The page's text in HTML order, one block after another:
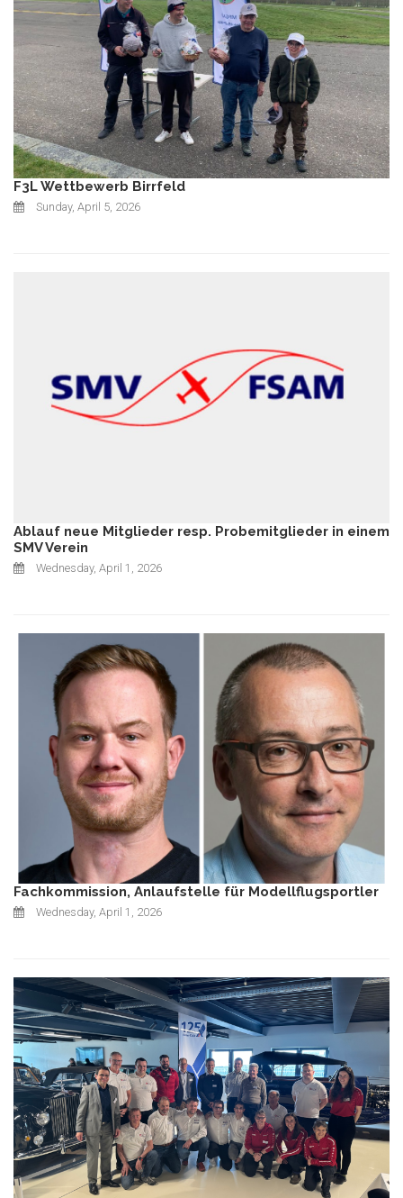
F3L Wettbewerb Birrfeld
Sunday, April 5, 2026
Ablauf neue Mitglieder resp. Probemitglieder in einem
SMV Verein
Wednesday, April 1, 2026
Fachkommission, Anlaufstelle für Modellflugsportler
Wednesday, April 1, 2026